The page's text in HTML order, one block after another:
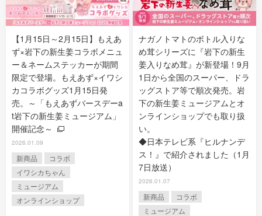
【1月15日～2月15日】もえあ
ず×岩下の新生姜コラボメニュ
ー＆ネームステッカーが期間
限定で登場。もえあず×イワシ
カコラボグッズ1月15日発
売。～「もえあずバースデーa
t岩下の新生姜ミュージアム」
開催記念～
2026.01.09
新商品
コラボ
イワシカちゃん
ミュージアム
オンラインショップ
ナガノトマトのボトル入りな
め茸シリーズに『岩下の新生
姜入りなめ茸』が新登場！9月
1日から全国のスーパー、ドラ
ッグストア等で順次発売。岩
下の新生姜ミュージアムとオ
ンラインショップでも取り扱
い。
◆日本テレビ系『ヒルナンデ
ス！』で紹介されました（1月
7日放送）
2026.01.07
新商品
コラボ
ミュージアム